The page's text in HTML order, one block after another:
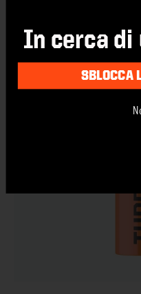
In cerca di
SBLOCCA